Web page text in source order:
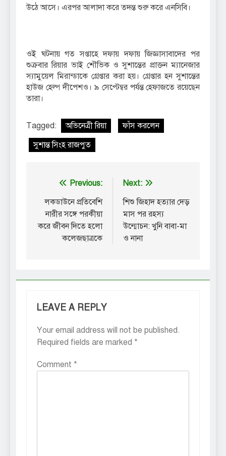
উঠে আসে। এরপর আলাদা করে তদন্ত শুরু করে এনসিবি।
ওই ঘটনায় গত সপ্তাহে দফায় দফায় জিজ্ঞাসাবাদের পর
শুক্রবার রিয়ার ভাই শৌভিক ও সুশান্তের প্রাক্তন ম্যানেজার
স্যামুয়েল মিরান্ডাকে গ্রেপ্তার করা হয়। গ্রেপ্তার হন সুশান্তের
হাউজ হেল্প দীপেশও। ৯ সেপ্টেম্বর পর্যন্ত হেফাজতে রয়েছেন
তারা।
Tagged: অভিনেত্রী রিয়া
ফাঁস করলেন
সুশান্ত সিংহ রাজপুত
Post
navigation
Previous:
লকডাউনে প্রতিবেশি
নারীর সঙ্গে পরকীয়া
করে জীবন দিতে হলো
কলেজছাত্রকে
Next:
শিশু জিহাদ হত্যার দেড়
মাস পর রহস্য
উন্মোচন: খুনি বাবা-মা
ও নানা
LEAVE A REPLY
Your email address will not be published.
Required fields are marked *
Comment *